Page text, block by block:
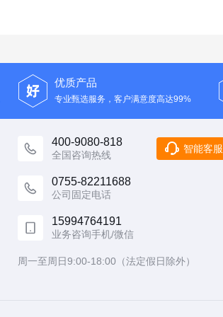
优质产品
专业甄选服务，客户满意度高达99%
400-9080-818
全国咨询热线
智能客服
0755-82211688
公司固定电话
15994764191
业务咨询手机/微信
周一至周日9:00-18:00（法定假日除外）